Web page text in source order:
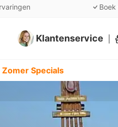
Klantenservice
Specials